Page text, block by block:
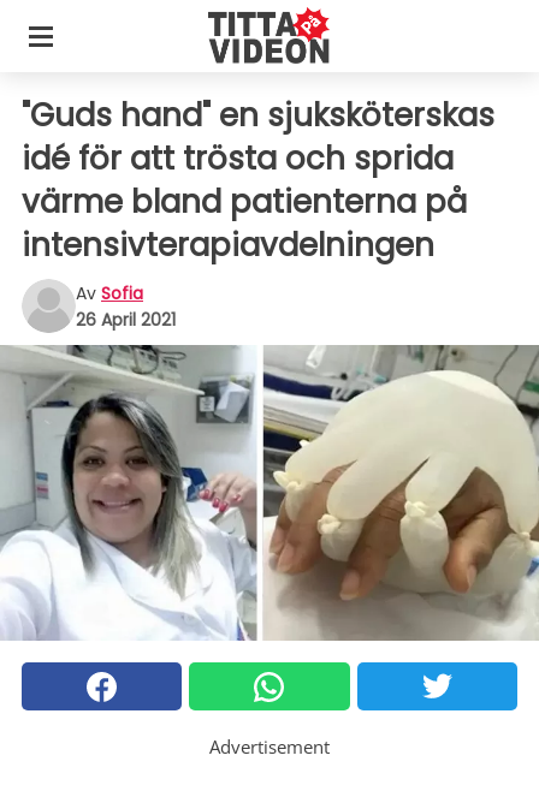
"Guds hand" en sjuksköterskas
idé för att trösta och sprida
värme bland patienterna på
intensivterapiavdelningen
Av Sofia
26 April 2021
Advertisement